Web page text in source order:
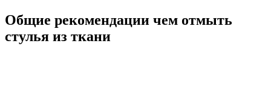
Общие рекомендации чем отмыть
стулья из ткани